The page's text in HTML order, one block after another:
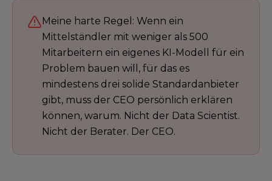
Meine harte Regel: Wenn ein
Mittelständler mit weniger als 500
Mitarbeitern ein eigenes KI-Modell für ein
Problem bauen will, für das es
mindestens drei solide Standardanbieter
gibt, muss der CEO persönlich erklären
können, warum. Nicht der Data Scientist.
Nicht der Berater. Der CEO.